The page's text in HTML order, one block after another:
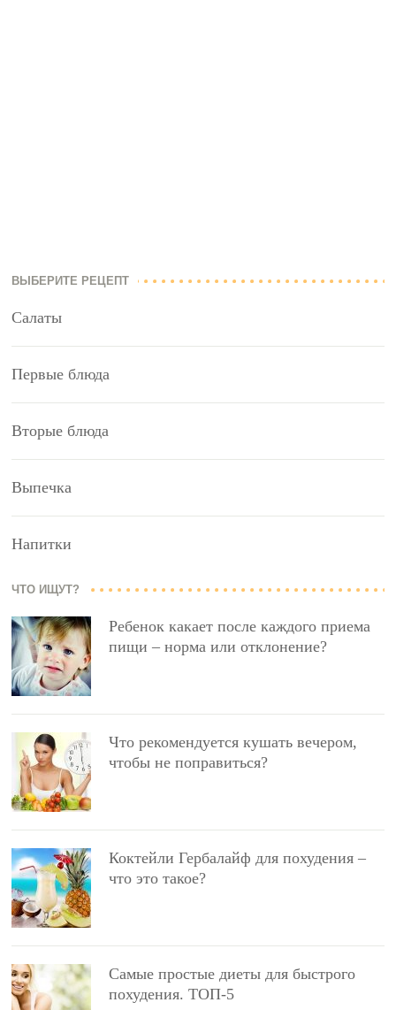
ВЫБЕРИТЕ РЕЦЕПТ
Салаты
Первые блюда
Вторые блюда
Выпечка
Напитки
ЧТО ИЩУТ?
Ребенок какает после каждого приема
пищи – норма или отклонение?
Что рекомендуется кушать вечером,
чтобы не поправиться?
Коктейли Гербалайф для похудения –
что это такое?
Самые простые диеты для быстрого
похудения. ТОП-5